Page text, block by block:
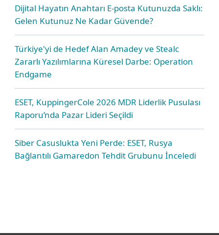
Dijital Hayatın Anahtarı E-posta Kutunuzda Saklı:
Gelen Kutunuz Ne Kadar Güvende?
Türkiye'yi de Hedef Alan Amadey ve Stealc
Zararlı Yazılımlarına Küresel Darbe: Operation
Endgame
ESET, KuppingerCole 2026 MDR Liderlik Pusulası
Raporu’nda Pazar Lideri Seçildi
Siber Casuslukta Yeni Perde: ESET, Rusya
Bağlantılı Gamaredon Tehdit Grubunu İnceledi